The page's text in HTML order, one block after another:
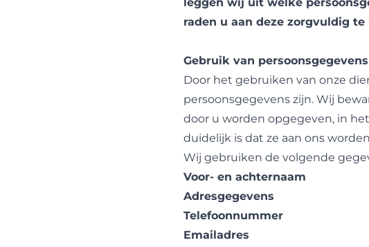
raden u aan deze zorgvuldig te
Gebruik van persoonsgegevens
Door het gebruiken van onze
persoonsgegevens zijn. Wij
door u worden opgegeven, in
duidelijk is dat ze aan ons
Wij gebruiken de volgende
Voor- en achternaam
Adresgegevens
Telefoonnummer
Emailadres